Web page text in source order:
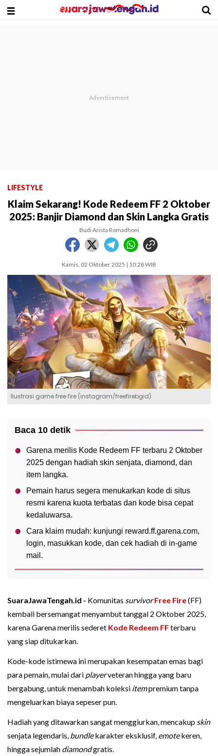
LIFESTYLE
Klaim Sekarang! Kode Redeem FF 2 Oktober
2025: Banjir Diamond dan Skin Langka Gratis
Budi Arista Romadhoni
Kamis, 02 Oktober 2025 | 10:28 WIB
Ilustrasi game free fire (instagram/freefirebgid)
Baca 10 detik
Garena merilis Kode Redeem FF terbaru 2 Oktober
2025 dengan hadiah skin senjata, diamond, dan
item langka.
Pemain harus segera menukarkan kode di situs
resmi karena kuota terbatas dan kode bisa cepat
kedaluwarsa.
Cara klaim mudah: kunjungi reward.ff.garena.com,
login, masukkan kode, dan cek hadiah di in-game
mail.
SuaraJawaTengah.id - Komunitas survivor Free Fire(FF)
kembali bersemangat menyambut tanggal 2 Oktober 2025,
karena Garena merilis sederet Kode Redeem FFterbaru
yang siap ditukarkan.
Kode-kode istimewa ini merupakan kesempatan emas bagi
para pemain, mulai dari playerveteran hingga yang baru
bergabung, untuk menambah koleksi itempremium tanpa
mengeluarkan biaya sepeser pun.
Hadiah yang ditawarkan sangat menggiurkan, mencakup skin
senjata legendaris, bundlekarakter eksklusif, emotekeren,
hingga sejumlah diamondgratis.